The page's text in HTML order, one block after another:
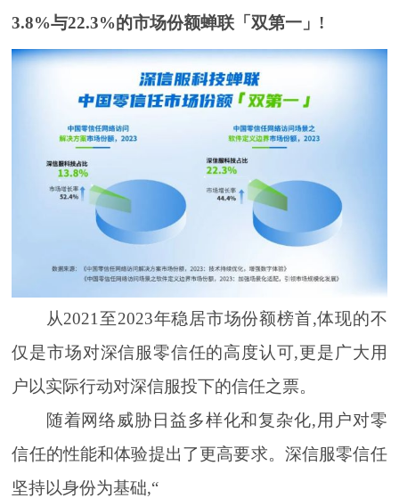
3.8%与22.3%的市场份额蝉联「双第一」!
从2021至2023年稳居市场份额榜首,体现的不
仅是市场对深信服零信任的高度认可,更是广大用
户以实际行动对深信服投下的信任之票。
随着网络威胁日益多样化和复杂化,用户对零
信任的性能和体验提出了更高要求。深信服零信任
坚持以身份为基础,“